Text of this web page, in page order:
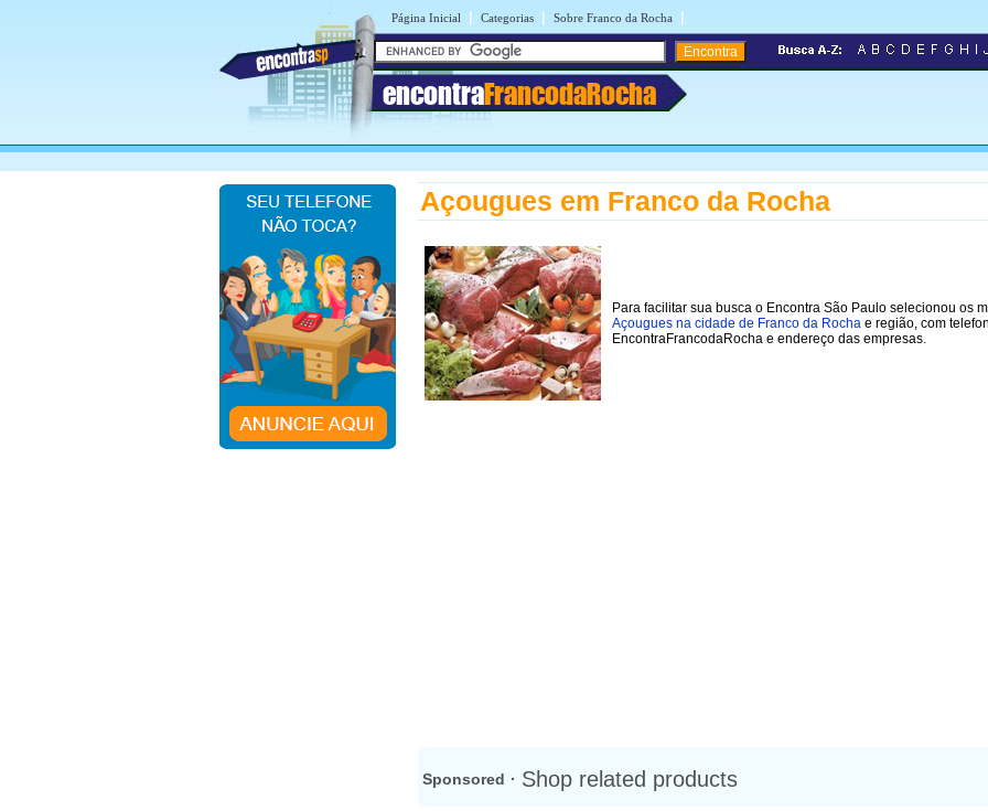
Página Inicial | Categorias | Sobre Franco da Rocha |
encontraFrancodaRocha
Açougues em Franco da Rocha
Para facilitar sua busca o Encontra São Paulo selecionou os
Açougues na cidade de Franco da Rocha e região, com
EncontraFrancodaRocha e endereço das empresas.